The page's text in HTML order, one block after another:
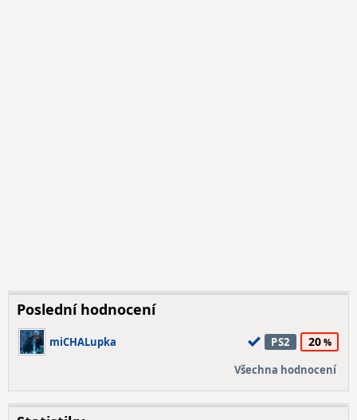
Poslední hodnocení
miCHALupka PS2 20
Všechna hodnocení